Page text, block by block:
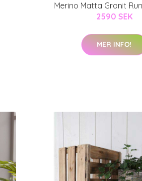
Merino Matta Granit
2590 SEK
MER INFO!